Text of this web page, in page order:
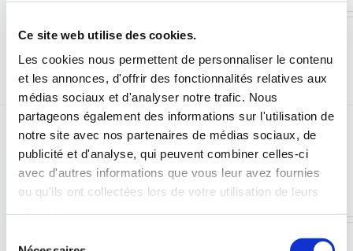
Ce site web utilise des cookies.
Les cookies nous permettent de personnaliser le contenu
et les annonces, d'offrir des fonctionnalités relatives aux
médias sociaux et d'analyser notre trafic. Nous
partageons également des informations sur l'utilisation de
notre site avec nos partenaires de médias sociaux, de
publicité et d'analyse, qui peuvent combiner celles-ci
avec d'autres informations que vous leur avez fournies
ou qu'ils ont collectées lors de votre utilisation de leurs
Détails
Panty
33,00€–236,00€ Plage
de